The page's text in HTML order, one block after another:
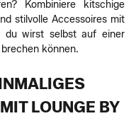
Kombiniere kitschige
stilvolle Accessoires mit
du wirst selbst auf einer
können.
LOUNGE BY